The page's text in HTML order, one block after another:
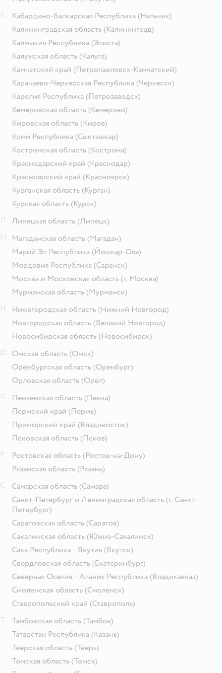
Кабардино-Балкарская Республика (Нальчик)
Калининградская область (Калининград)
Калмыкия Республика (Элиста)
Калужская область (Калуга)
Камчатский край (Петропавловск-Камчатский)
Карачаево-Черкесская Республика (Черкесск)
Карелия Республика (Петрозаводск)
Кемеровская область (Кемерово)
Кировская область (Киров)
Коми Республика (Сыктывкар)
Костромская область (Кострома)
Краснодарский край (Краснодар)
Красноярский край (Красноярск)
Курганская область (Курган)
Курская область (Курск)
Липецкая область (Липецк)
Магаданская область (Магадан)
Марий Эл Республика (Йошкар-Ола)
Мордовия Республика (Саранск)
Москва и Московская область (г. Москва)
Мурманская область (Мурманск)
Нижегородская область (Нижний Новгород)
Новгородская область (Великий Новгород)
Новосибирская область (Новосибирск)
Омская область (Омск)
Оренбургская область (Оренбург)
Орловская область (Орёл)
Пензенская область (Пенза)
Пермский край (Пермь)
Приморский край (Владивосток)
Псковская область (Псков)
Ростовская область (Ростов-на-Дону)
Рязанская область (Рязань)
Самарская область (Самара)
Санкт-Петербург и Ленинградская область (г. Санкт-
Петербург)
Саратовская область (Саратов)
Сахалинская область (Южно-Сахалинск)
Саха Республика - Якутия (Якутск)
Свердловская область (Екатеринбург)
Северная Осетия - Алания Республика (Владикавказ)
Смоленская область (Смоленск)
Ставропольский край (Ставрополь)
Тамбовская область (Тамбов)
Татарстан Республика (Казань)
Тверская область (Тверь)
Томская область (Томск)